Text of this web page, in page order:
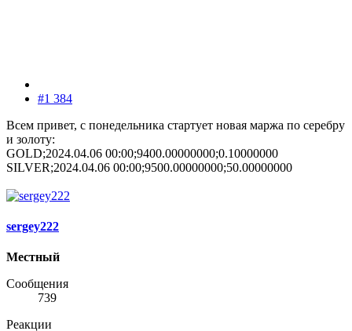
#1 384
Всем привет, с понедельника стартует новая маржа по серебру
и золоту:
GOLD;2024.04.06 00:00;9400.00000000;0.10000000
SILVER;2024.04.06 00:00;9500.00000000;50.00000000
sergey222
Местный
Сообщения
739
Реакции